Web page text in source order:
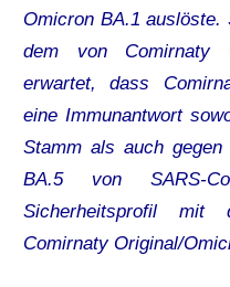
Omicron BA.1
dem von Comirnaty
erwartet, dass
eine Immunantwort
Stamm als auch
BA.5 von SARS-
Sicherheitsprofil
Comirnaty Original/